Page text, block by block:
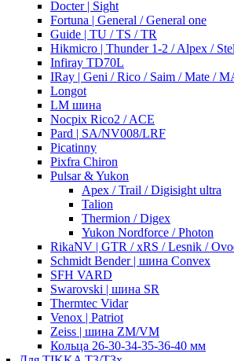
Docter | Sight
Fortuna | General / General one
Guide | TU / TS / TR
Hikmicro | Thunder 1-2 / Alpex /
Infiray TD70L
IRay | Geni / Rico / Saim / Mate /
Longot
LM шина
Nocpix Rico2 / ACE
Pard | SA/NV008/LRF
Picatinny
Pixfra Chiron
Pulsar & Yukon
Apex / Trail / Digisight ultra
Talion
Thermion / Digex
Yukon Nordforce / Photon
RikaNV | GTR / xRS / Lesnik /
Schmidt Bender | шина Convex
SFH VARD
Swarovski | шина SR
Thermtec Vidar
Venox | Patriot
Zeiss | шина ZM/VM
Кольца 26-30-34-35-36-40 мм